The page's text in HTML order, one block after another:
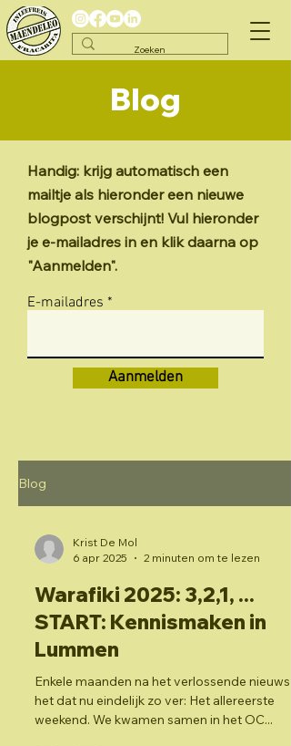
Blog
Handig: krijg automatisch een
mailtje als hieronder een nieuwe
blogpost verschijnt! Vul hieronder
je e-mailadres in en klik daarna op
"Aanmelden".
E-mailadres
Aanmelden
Blog
Krist De Mol
6 apr 2025
2 minuten om te lezen
Warafiki 2025: 3,2,1, ...
START: Kennismaken in
Lummen
Enkele maanden na het verlossende nieuws
het dat nu eindelijk zo ver: Het allereerste
weekend. We kwamen samen in het OC...